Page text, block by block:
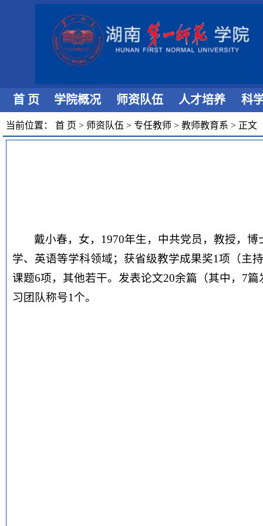
首 页 学院概况 师资队伍 人才培养 科
当前位置： 首 页 > 师资队伍 > 专任教师 > 教师教育系 > 正文
戴小春，女，1970年生，中共党员，教授，
学、英语等学科领域；获省级教学成果奖1项（主
课题6项，其他若干。发表论文20余篇（其中，7
习团队称号1个。